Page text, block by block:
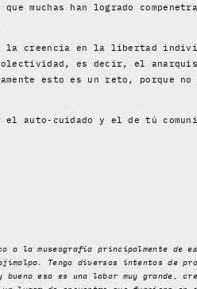
muchas han logrado
la creencia en la libertad
es decir, el
esto es un reto, porque
auto-cuidado y el de tú
a la museografía principalmente
Tengo diversos intentos de
bueno esa es una labor muy grande,